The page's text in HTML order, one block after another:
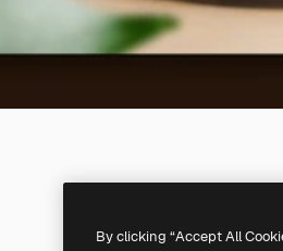
By clicking “Accept All